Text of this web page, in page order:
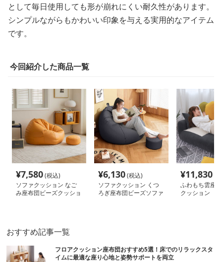
として毎日使用しても形が崩れにくい耐久性があります。
シンプルながらもかわいい印象を与える実用的なアイテム
です。
今回紹介した商品一覧
¥7,580(税込)
ソファクッション なご
み座布団ビーズクッショ
¥6,130(税込)
ソファクッション くつ
ろぎ座布団ビーズソファ
¥11,830
ふわもち雲座
クッション
おすすめ記事一覧
フロアクッション座布団おすすめ5選！床でのリラックスタ
イムに最適な座り心地と姿勢サポートを両立